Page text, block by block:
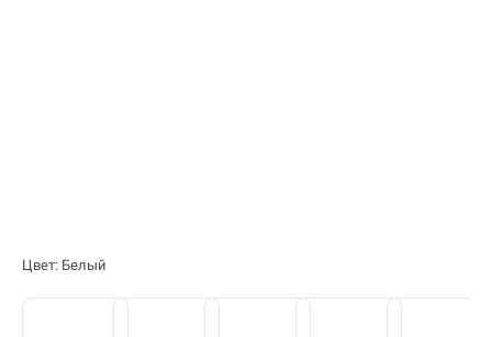
Цвет: Белый